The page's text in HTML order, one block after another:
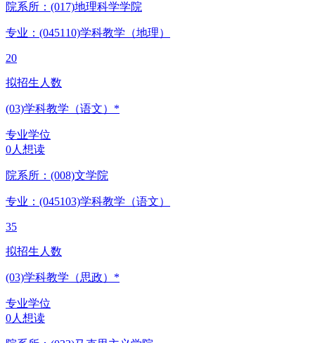
院系所：(017)地理科学学院
专业：(045110)学科教学（地理）
20
拟招生人数
(03)学科教学（语文）*
专业学位
0人想读
院系所：(008)文学院
专业：(045103)学科教学（语文）
35
拟招生人数
(03)学科教学（思政）*
专业学位
0人想读